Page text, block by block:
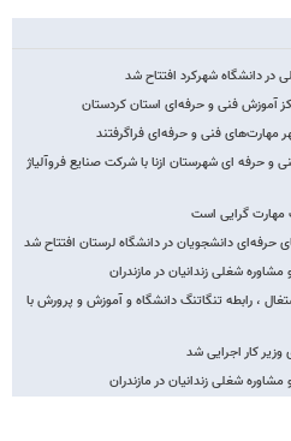
در دانشگاه شهرکرد افتتاح شد
آموزش فنی و حرفه‌ای استان کردستان
حرفه ای شهرستان ازنا با شرکت صنایع فروآلیاژ
مهارت گرایی است
حرفه‌ای دانشجویان در دانشگاه لرستان افتتاح شد
، رابطه تنگاتنگ دانشگاه و آموزش و پرورش با
وزیر کار اجرایی شد